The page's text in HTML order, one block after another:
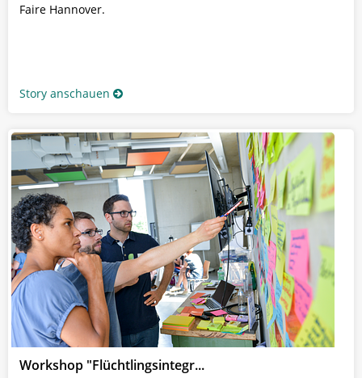
Faire Hannover.
Story anschauen
Workshop "Flüchtlingsintegr...